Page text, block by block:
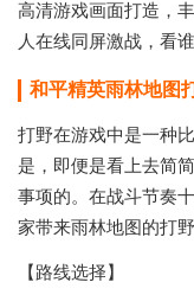
高清游戏画面打造，
人在线同屏激战，看
和平精英雨林地图
打野在游戏中是一种
是，即便是看上去简
事项的。在战斗节奏
家带来雨林地图的打野
【路线选择】